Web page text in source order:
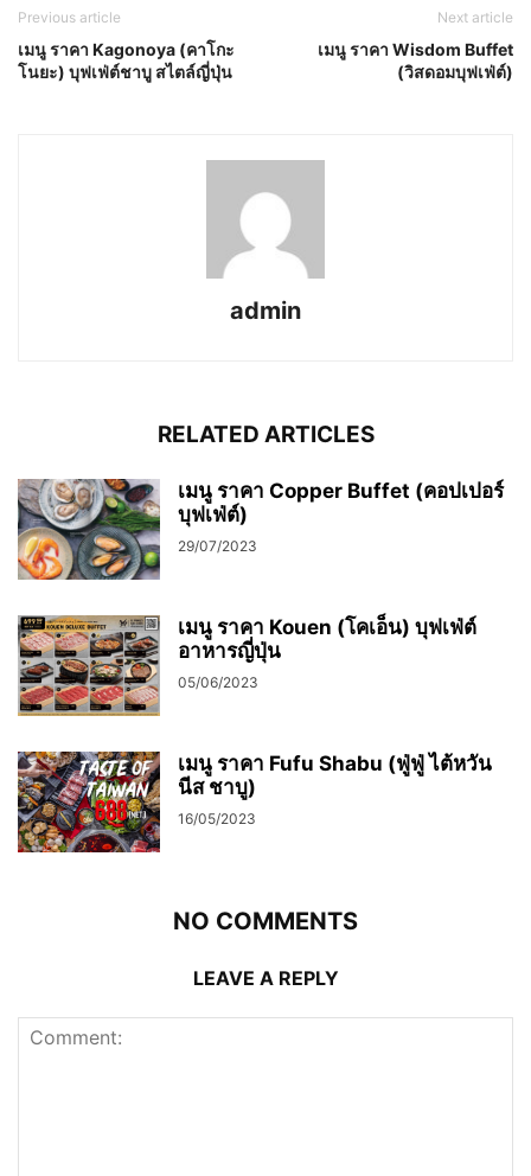
Previous article
เมนู ราคา Kagonoya (คาโกะ
โนยะ) บุฟเฟ่ต์ชาบู สไตล์ญี่ปุ่น
Next article
เมนู ราคา Wisdom Buffet
(วิสดอมบุฟเฟ่ต์)
admin
RELATED ARTICLES
เมนู ราคา Copper Buffet (คอปเปอร์
บุฟเฟ่ต์)
29/07/2023
เมนู ราคา Kouen (โคเอ็น) บุฟเฟ่ต์
อาหารญี่ปุ่น
05/06/2023
เมนู ราคา Fufu Shabu (ฟู่ฟู่ ไต้หวัน
นีส ชาบู)
16/05/2023
NO COMMENTS
LEAVE A REPLY